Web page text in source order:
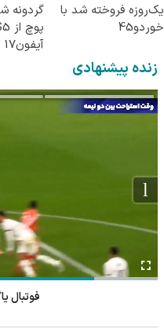
یک‌روزه فروخته شد با
خوردو45
گردونه
زنده پیشنهادی
فوتبال